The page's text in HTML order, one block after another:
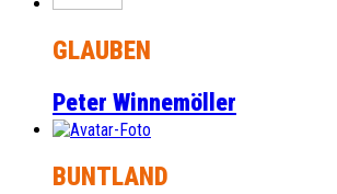
GLAUBEN
Peter Winnemöller
BUNTLAND